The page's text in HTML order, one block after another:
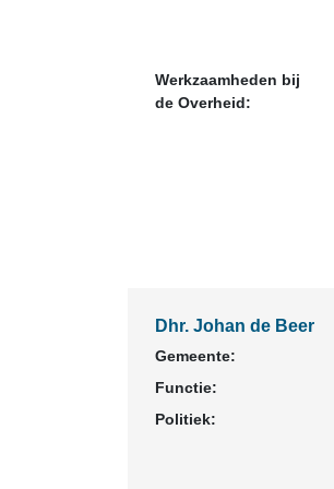
Werkzaamheden bij
de Overheid:
Dhr. Johan de Beer
Gemeente:
Functie:
Politiek: